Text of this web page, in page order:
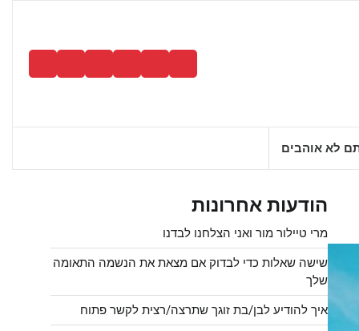
צור
אהבו
דיסקרטיות
דירות
למדו
עזבו
לא אוהבים
הודעות אחרונות
מרי טיילור מור ואני הצלחנו לבדנו
שישה שאלות כדי לבדוק אם מצאת את הנשמה התאומה
שלך
איך להודיע לבן/בת זוגך שתרצה/רצית לקשר פתוח